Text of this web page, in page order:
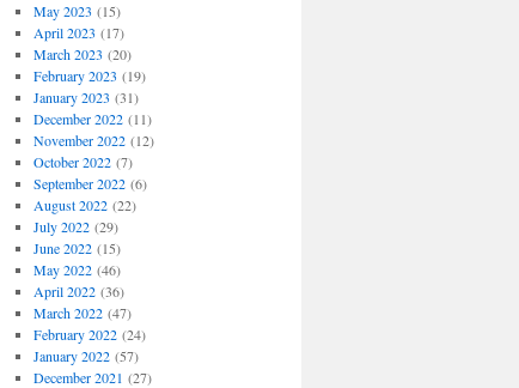
May 2023 (15)
April 2023 (17)
March 2023 (20)
February 2023 (19)
January 2023 (31)
December 2022(11)
November 2022(12)
October 2022(7)
September 2022(6)
August 2022(22)
July 2022(29)
June 2022(15)
May 2022(46)
April 2022(36)
March 2022(47)
February 2022(24)
January 2022(57)
December 2021 (27)